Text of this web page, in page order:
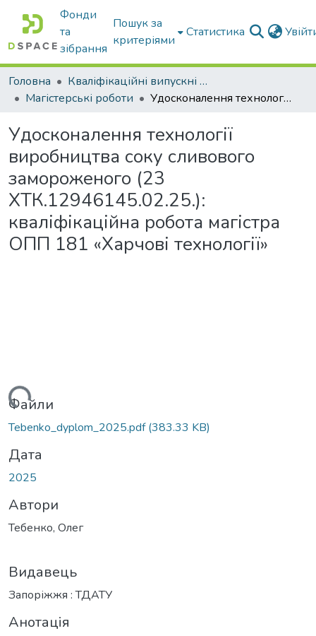
Фонди
та
зібрання
Пошук за
критеріями
Статистика
Головна
Кваліфікаційні випускні роботи бакалаврів і магістрів
Магістерські роботи
Удосконалення технології виробництва соку сливового замороженого (23 ХТК.12946145.02.25.): кваліфікаційна робота магістра ОПП 181 «Харчові технології»
Удосконалення технології
виробництва соку сливового
замороженого (23
ХТК.12946145.02.25.):
кваліфікаційна робота магістра
ОПП 181 «Харчові технології»
Файли
Tebenko_dyplom_2025.pdf(383.33 KB)
Дата
2025
Автори
Тебенко, Олег
Видавець
Запоріжжя : ТДАТУ
Анотація